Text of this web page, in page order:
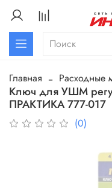
Главная Расходные
Ключ для УШМ
ПРАКТИКА 777-017
(0)